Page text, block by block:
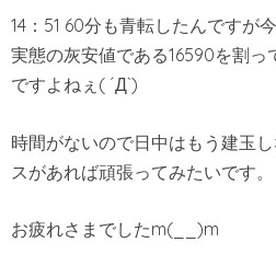
14：51 60分も青転したんですが
実態の灰安値である16590を割
ですよねぇ( ´Д`)
時間がないので日中はもう建玉
スがあれば頑張ってみたいです。
お疲れさまでしたm(__)m